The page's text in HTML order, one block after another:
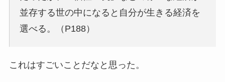
並存する世の中になると自分が生きる経済を
選べる。（P188）
これはすごいことだなと思った。